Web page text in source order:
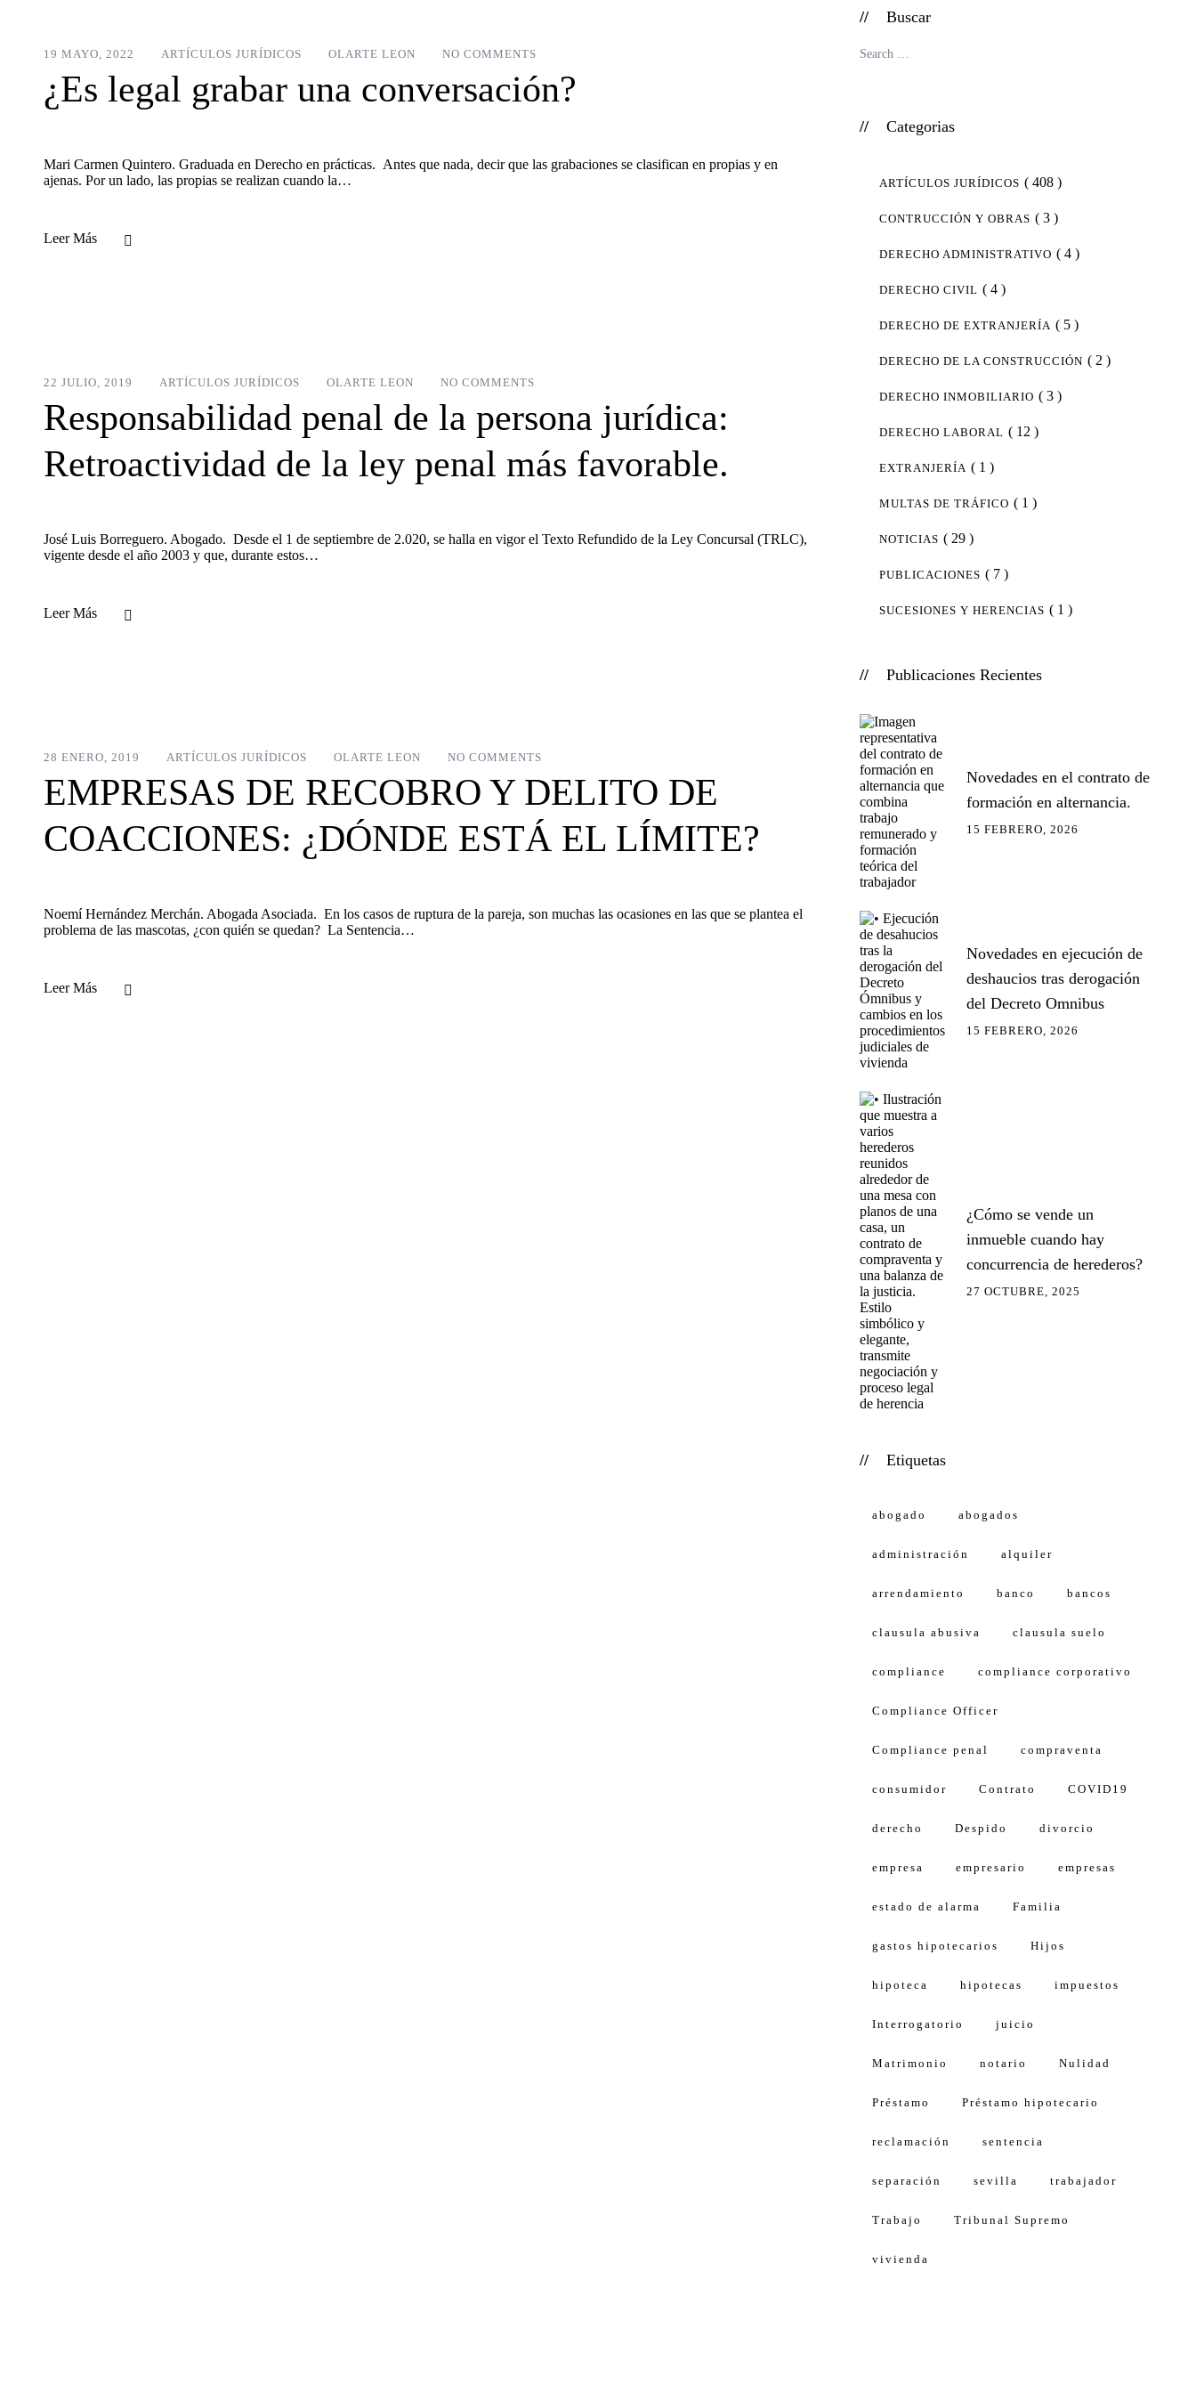
19 MAYO, 2022 ARTÍCULOS JURÍDICOS OLARTE LEON NO COMMENTS
¿Es legal grabar una conversación?
Mari Carmen Quintero. Graduada en Derecho en prácticas. Antes que nada, decir que las grabaciones se clasifican en propias y en
ajenas. Por un lado, las propias se realizan cuando la…
Leer Más
22 JULIO, 2019 ARTÍCULOS JURÍDICOS OLARTE LEON NO COMMENTS
Responsabilidad penal de la persona jurídica:
Retroactividad de la ley penal más favorable.
José Luis Borreguero. Abogado. Desde el 1 de septiembre de 2.020, se halla en vigor el Texto Refundido de la Ley Concursal (TRLC),
vigente desde el año 2003 y que, durante estos…
Leer Más
28 ENERO, 2019 ARTÍCULOS JURÍDICOS OLARTE LEON NO COMMENTS
EMPRESAS DE RECOBRO Y DELITO DE
COACCIONES: ¿DÓNDE ESTÁ EL LÍMITE?
Noemí Hernández Merchán. Abogada Asociada. En los casos de ruptura de la pareja, son muchas las ocasiones en las que se plantea el
problema de las mascotas, ¿con quién se quedan? La Sentencia…
Leer Más
Buscar
Categorias
ARTÍCULOS JURÍDICOS ( 408 )
CONTRUCCIÓN Y OBRAS ( 3 )
DERECHO ADMINISTRATIVO ( 4 )
DERECHO CIVIL ( 4 )
DERECHO DE EXTRANJERÍA ( 5 )
DERECHO DE LA CONSTRUCCIÓN ( 2 )
DERECHO INMOBILIARIO ( 3 )
DERECHO LABORAL ( 12 )
EXTRANJERÍA ( 1 )
MULTAS DE TRÁFICO ( 1 )
NOTICIAS ( 29 )
PUBLICACIONES ( 7 )
SUCESIONES Y HERENCIAS ( 1 )
Publicaciones Recientes
Novedades en el contrato de
formación en alternancia.
15 FEBRERO, 2026
Novedades en ejecución de
deshaucios tras derogación
del Decreto Omnibus
15 FEBRERO, 2026
¿Cómo se vende un
inmueble cuando hay
concurrencia de herederos?
27 OCTUBRE, 2025
Etiquetas
abogado abogados
administración alquiler
arrendamiento banco bancos
clausula abusiva clausula suelo
compliance compliance corporativo
Compliance Officer
Compliance penal compraventa
consumidor Contrato COVID19
derecho Despido divorcio
empresa empresario empresas
estado de alarma Familia
gastos hipotecarios Hijos
hipoteca hipotecas impuestos
Interrogatorio juicio
Matrimonio notario Nulidad
Préstamo Préstamo hipotecario
reclamación sentencia
separación sevilla trabajador
Trabajo Tribunal Supremo
vivienda